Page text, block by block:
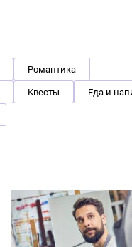
Романтика
Квесты Еда и